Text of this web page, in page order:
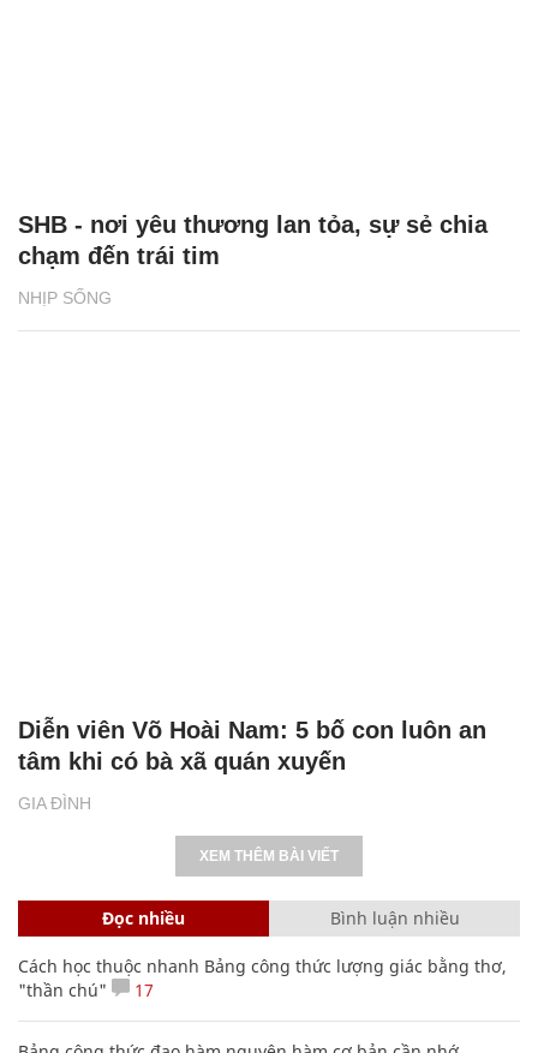
NHỊP SỐNG
SHB - nơi yêu thương lan tỏa, sự sẻ chia
chạm đến trái tim
GIA ĐÌNH
Diễn viên Võ Hoài Nam: 5 bố con luôn an
tâm khi có bà xã quán xuyến
XEM THÊM BÀI VIẾT
Đọc nhiều Bình luận nhiều
Cách học thuộc nhanh Bảng công thức lượng giác bằng thơ,
"thần chú"
17